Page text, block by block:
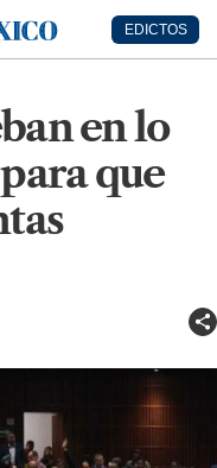
EDICTOS
en lo
que